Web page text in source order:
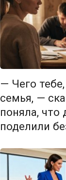
— Чего
семья, —
поняла, что
поделили